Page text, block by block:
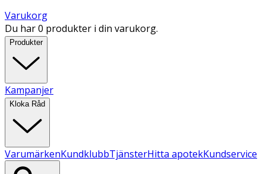
Varukorg
Du har 0 produkter i din varukorg.
Produkter
Kampanjer
Kloka Råd
VarumärkenKundklubbTjänsterHitta apotekKundservice